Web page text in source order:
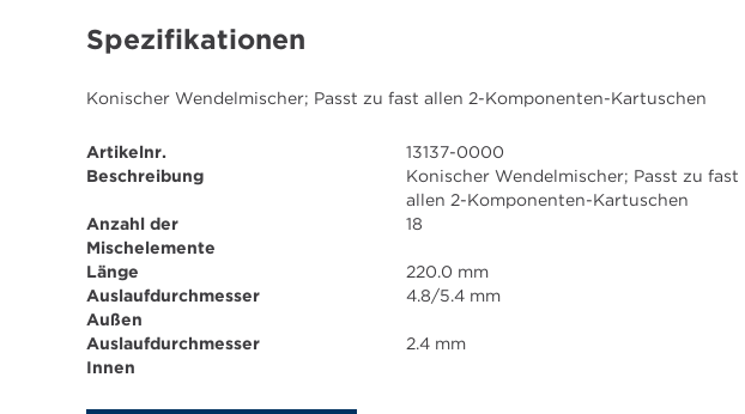
Spezifikationen
Konischer Wendelmischer; Passt zu fast allen 2-Komponenten-Kartuschen
Artikelnr.
13137-0000
Beschreibung
Konischer Wendelmischer; Passt zu fast
allen 2-Komponenten-Kartuschen
Anzahl der
Mischelemente
18
Länge
220.0 mm
Auslaufdurchmesser
Außen
4.8/5.4 mm
Auslaufdurchmesser
Innen
2.4 mm